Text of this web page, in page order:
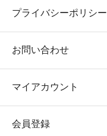
プライバシーポリシー
お問い合わせ
マイアカウント
会員登録